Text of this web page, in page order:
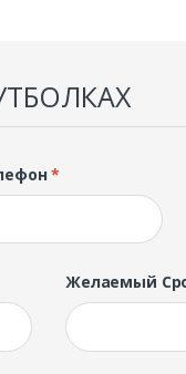
*
Желаемый